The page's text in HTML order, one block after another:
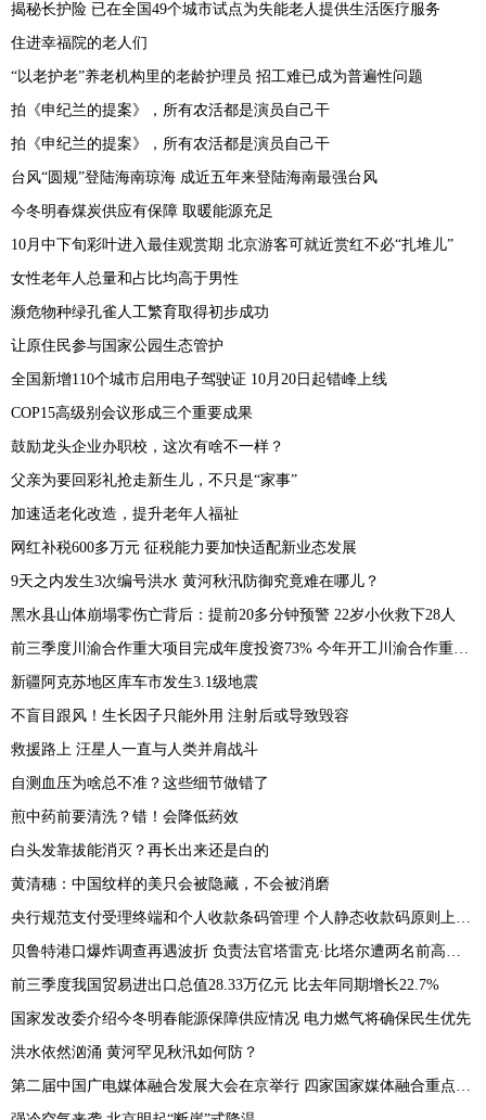
揭秘长护险 已在全国49个城市试点为失能老人提供生活医疗服务
住进幸福院的老人们
“以老护老”养老机构里的老龄护理员 招工难已成为普遍性问题
拍《申纪兰的提案》，所有农活都是演员自己干
拍《申纪兰的提案》，所有农活都是演员自己干
台风“圆规”登陆海南琼海 成近五年来登陆海南最强台风
今冬明春煤炭供应有保障 取暖能源充足
10月中下旬彩叶进入最佳观赏期 北京游客可就近赏红不必“扎堆儿”
女性老年人总量和占比均高于男性
濒危物种绿孔雀人工繁育取得初步成功
让原住民参与国家公园生态管护
全国新增110个城市启用电子驾驶证 10月20日起错峰上线
COP15高级别会议形成三个重要成果
鼓励龙头企业办职校，这次有啥不一样？
父亲为要回彩礼抢走新生儿，不只是“家事”
加速适老化改造，提升老年人福祉
网红补税600多万元 征税能力要加快适配新业态发展
9天之内发生3次编号洪水 黄河秋汛防御究竟难在哪儿？
黑水县山体崩塌零伤亡背后：提前20多分钟预警 22岁小伙救下28人
前三季度川渝合作重大项目完成年度投资73% 今年开工川渝合作重大项目64个
新疆阿克苏地区库车市发生3.1级地震
不盲目跟风！生长因子只能外用 注射后或导致毁容
救援路上 汪星人一直与人类并肩战斗
自测血压为啥总不准？这些细节做错了
煎中药前要清洗？错！会降低药效
白头发靠拔能消灭？再长出来还是白的
黄清穗：中国纹样的美只会被隐藏，不会被消磨
央行规范支付受理终端和个人收款条码管理 个人静态收款码原则上禁用于远程收款
贝鲁特港口爆炸调查再遇波折 负责法官塔雷克·比塔尔遭两名前高官起诉
前三季度我国贸易进出口总值28.33万亿元 比去年同期增长22.7%
国家发改委介绍今冬明春能源保障供应情况 电力燃气将确保民生优先
洪水依然汹涌 黄河罕见秋汛如何防？
第二届中国广电媒体融合发展大会在京举行 四家国家媒体融合重点实验室携手亮相